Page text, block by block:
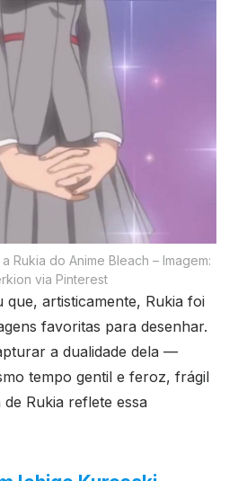
Rukia do Anime Bleach – Imagem:
via Pinterest
que, artisticamente, Rukia foi
favoritas para desenhar.
a dualidade dela —
tempo gentil e feroz, frágil
Rukia reflete essa